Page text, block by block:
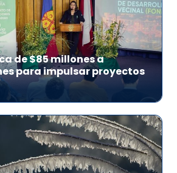
de $85 millones a
para impulsar proyectos